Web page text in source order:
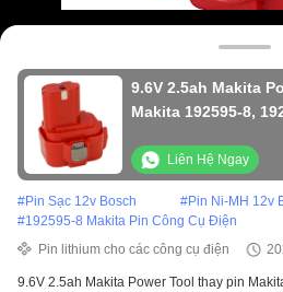
9.6V 2.5ah Makita
Makita 192595-8,
PA09
Liên Hệ Ngay
#Pin Sạc 12v Bosch #Pin Ni-MH 12v
#192595-8 Makita Pin Công Cụ Điện
Pin lithium cho các công cụ điện
9.6V 2.5ah Makita Power Tool thay pin